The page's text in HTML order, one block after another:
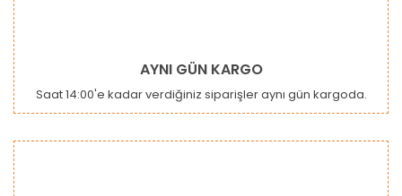
Ürün açıklamasında eksik bilgiler bulunuyor.
Ürün bilgilerinde hatalar bulunuyor.
AYNI GÜN KARGO
Saat 14:00'e kadar verdiğiniz siparişler aynı gün kargoda.